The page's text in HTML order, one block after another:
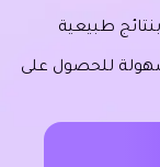
طبيعية
للحصول على